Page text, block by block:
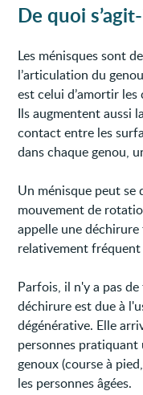
De quoi
Les ménisques sont
l’articulation du
est celui d’amortir
Ils augmentent aussi
contact entre les
dans chaque genou,
Un ménisque peut se
mouvement de
appelle une
relativement
Parfois, il n'y a pas
déchirure est due à
dégénérative. Elle
personnes
genoux (course à
les personnes âgées.